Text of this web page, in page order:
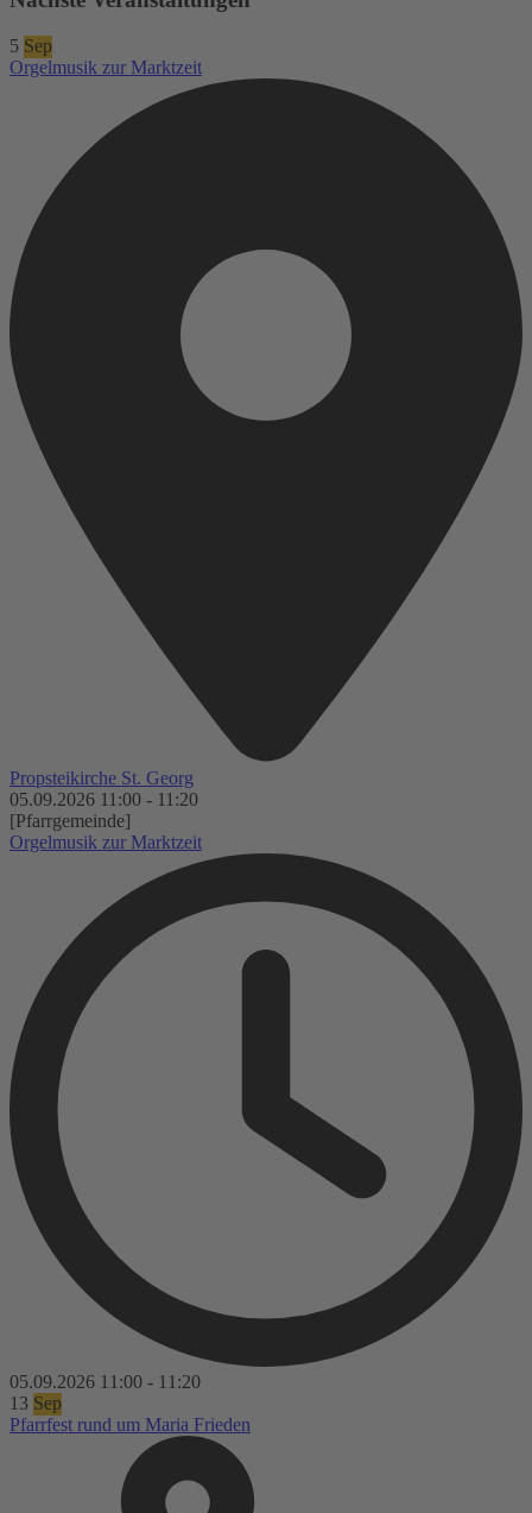
5 Sep
Orgelmusik zur Marktzeit
Propsteikirche St. Georg
05.09.2026 11:00 - 11:20
[Pfarrgemeinde]
Orgelmusik zur Marktzeit
05.09.2026 11:00 - 11:20
13 Sep
Pfarrfest rund um Maria Frieden